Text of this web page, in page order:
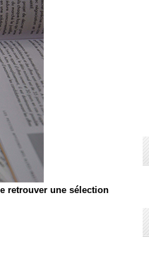
retrouver une sélection